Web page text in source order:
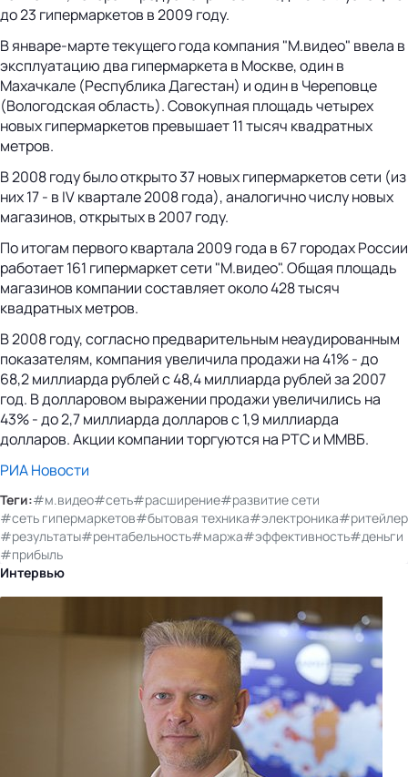
до 23 гипермаркетов в 2009 году.
В январе-марте текущего года компания "М.видео" ввела в
эксплуатацию два гипермаркета в Москве, один в
Махачкале (Республика Дагестан) и один в Череповце
(Вологодская область). Совокупная площадь четырех
новых гипермаркетов превышает 11 тысяч квадратных
метров.
В 2008 году было открыто 37 новых гипермаркетов сети (из
них 17 - в IV квартале 2008 года), аналогично числу новых
магазинов, открытых в 2007 году.
По итогам первого квартала 2009 года в 67 городах России
работает 161 гипермаркет сети "М.видео". Общая площадь
магазинов компании составляет около 428 тысяч
квадратных метров.
В 2008 году, согласно предварительным неаудированным
показателям, компания увеличила продажи на 41% - до
68,2 миллиарда рублей с 48,4 миллиарда рублей за 2007
год. В долларовом выражении продажи увеличились на
43% - до 2,7 миллиарда долларов с 1,9 миллиарда
долларов. Акции компании торгуются на РТС и ММВБ.
РИА Новости
Теги:#м.видео#сеть#расширение#развитие сети
#сеть гипермаркетов#бытовая техника#электроника#ритейлер
#результаты#рентабельность#маржа#эффективность#деньги
#прибыль
Интервью